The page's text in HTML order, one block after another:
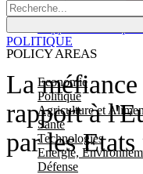
POLICY AREAS
Economie
Politique
Agriculture et
Santé
Technologies
Energie,
Défense
La
rapport à
par les Etats
POLITIQUE